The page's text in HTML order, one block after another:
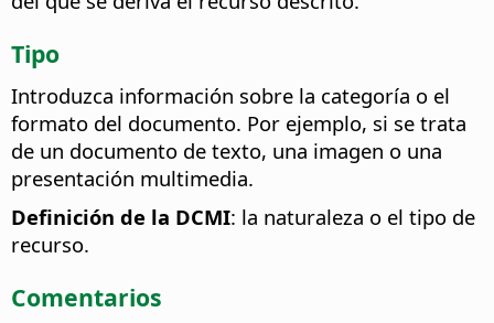
Tipo
Introduzca información sobre la categoría o el
formato del documento. Por ejemplo, si se trata
de un documento de texto, una imagen o una
presentación multimedia.
Definición de la DCMI: la naturaleza o el tipo de
recurso.
Comentarios